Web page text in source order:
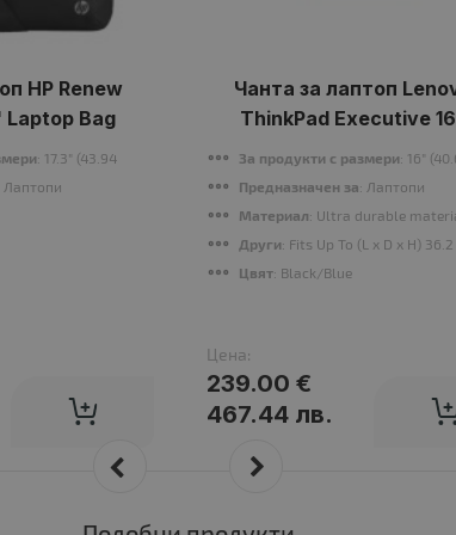
(each earbud), Charging case: 510 mAh, Music playback: 9.0
HP Renew
Laptop Bag
: 17.3" (43.94 cm)
Лаптопи
Чанта за лаптоп
ThinkPad Executive
За продукти с размери: 16"
Предназначен за: Лаптопи
Материал: Ultra durable
Други: Fits Up To (L x D x H)
Цвят: Black/Blue
Цена:
239.00 €
467.44 лв.